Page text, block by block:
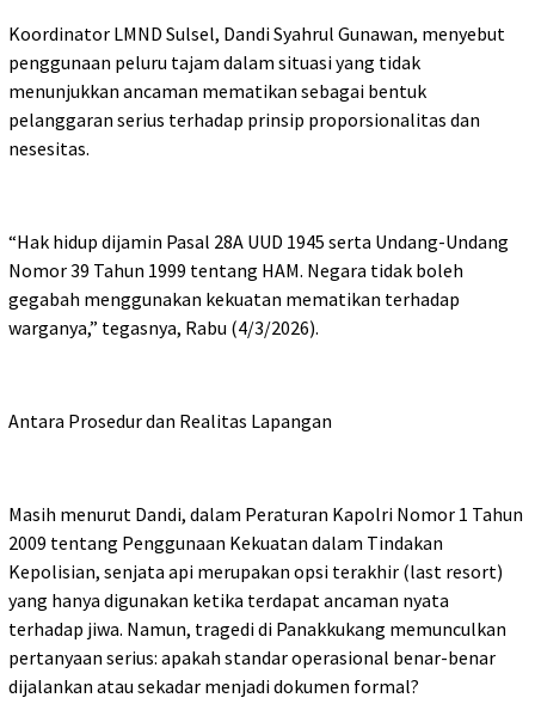
Koordinator LMND Sulsel, Dandi Syahrul Gunawan, menyebut
penggunaan peluru tajam dalam situasi yang tidak
menunjukkan ancaman mematikan sebagai bentuk
pelanggaran serius terhadap prinsip proporsionalitas dan
nesesitas.
“Hak hidup dijamin Pasal 28A UUD 1945 serta Undang-Undang
Nomor 39 Tahun 1999 tentang HAM. Negara tidak boleh
gegabah menggunakan kekuatan mematikan terhadap
warganya,” tegasnya, Rabu (4/3/2026).
Antara Prosedur dan Realitas Lapangan
Masih menurut Dandi, dalam Peraturan Kapolri Nomor 1 Tahun
2009 tentang Penggunaan Kekuatan dalam Tindakan
Kepolisian, senjata api merupakan opsi terakhir (last resort)
yang hanya digunakan ketika terdapat ancaman nyata
terhadap jiwa. Namun, tragedi di Panakkukang memunculkan
pertanyaan serius: apakah standar operasional benar-benar
dijalankan atau sekadar menjadi dokumen formal?